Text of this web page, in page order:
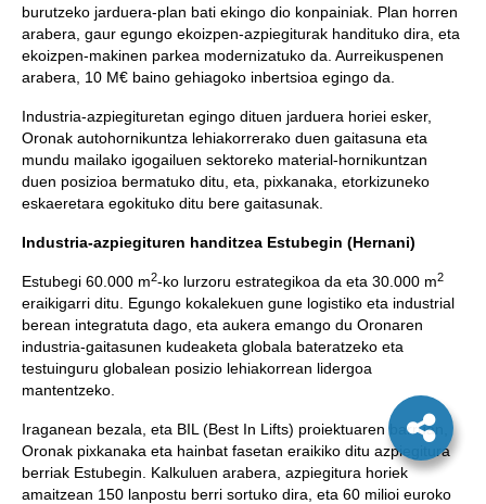
burutzeko jarduera-plan bati ekingo dio konpainiak. Plan horren
arabera, gaur egungo ekoizpen-azpiegiturak handituko dira, eta
ekoizpen-makinen parkea modernizatuko da. Aurreikuspenen
arabera, 10 M€ baino gehiagoko inbertsioa egingo da.
Industria-azpiegituretan egingo dituen jarduera horiei esker,
Oronak autohornikuntza lehiakorrerako duen gaitasuna eta
mundu mailako igogailuen sektoreko material-hornikuntzan
duen posizioa bermatuko ditu, eta, pixkanaka, etorkizuneko
eskaeretara egokituko ditu bere gaitasunak.
Industria-azpiegituren handitzea Estubegin (Hernani)
Estubegi 60.000 m2-ko lurzoru estrategikoa da eta 30.000 m2
eraikigarri ditu. Egungo kokalekuen gune logistiko eta industrial
berean integratuta dago, eta aukera emango du Oronaren
industria-gaitasunen kudeaketa globala bateratzeko eta
testuinguru globalean posizio lehiakorrean lidergoa
mantentzeko.
Iraganean bezala, eta BIL (Best In Lifts) proiektuaren barruan,
Oronak pixkanaka eta hainbat fasetan eraikiko ditu azpiegitura
berriak Estubegin. Kalkuluen arabera, azpiegitura horiek
amaitzean 150 lanpostu berri sortuko dira, eta 60 milioi euroko